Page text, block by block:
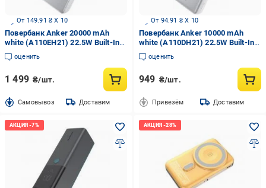
От 149.91 ₴ X 10
Повербанк Anker 20000 mAh
white (A110EH21) 22.5W Built-In
USB-C Cable белый
оценить
1 499 ₴/шт.
Cамовывоз Доставим
От 94.91 ₴ X 10
Повербанк Anker 10000 mAh
white (A110DH21) 22.5W Built-In
USB-C Cable белый
оценить
949 ₴/шт.
Привезём Доставим